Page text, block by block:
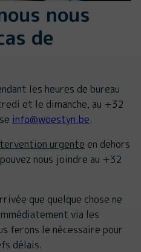
nous
de
les heures de bureau
et le dimanche, au +32
info@woestyn.be.
urgente en dehors
nous joindre au +32
que quelque chose ne
via les
ferons le nécessaire pour
délais.